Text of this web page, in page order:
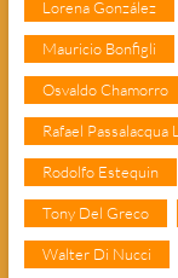
Lorena González
Mauricio Bonfigli
Osvaldo Chamorro
Rafael Passalacqua
Rodolfo Estequin
Tony Del Greco
Walter Di Nucci